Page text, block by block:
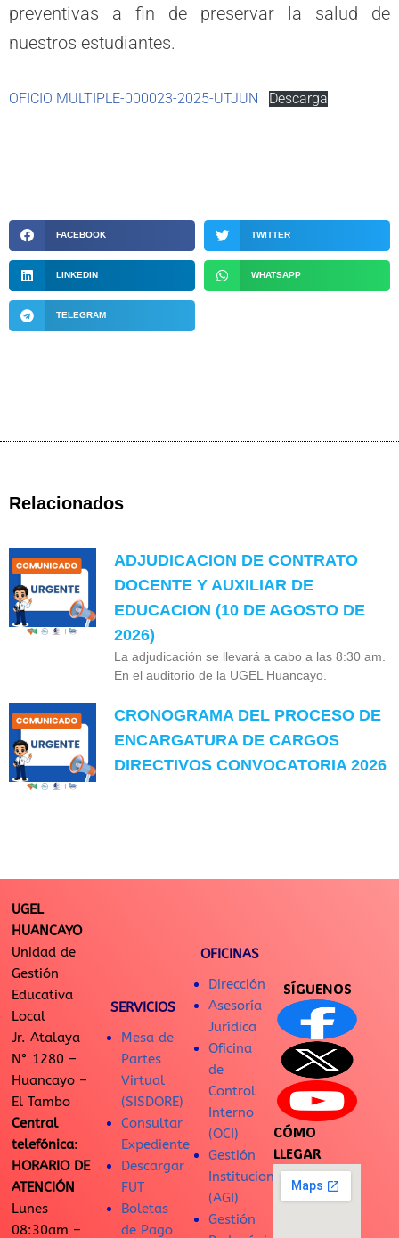
preventivas a fin de preservar la salud de
nuestros estudiantes.
OFICIO MULTIPLE-000023-2025-UTJUN Descarga
FACEBOOK TWITTER
LINKEDIN WHATSAPP
TELEGRAM
Relacionados
ADJUDICACION DE CONTRATO
DOCENTE Y AUXILIAR DE
EDUCACION (10 DE AGOSTO DE
2026)
La adjudicación se llevará a cabo a las 8:30 am.
En el auditorio de la UGEL Huancayo.
CRONOGRAMA DEL PROCESO DE
ENCARGATURA DE CARGOS
DIRECTIVOS CONVOCATORIA 2026
UGEL
HUANCAYO
Unidad de
Gestión
Educativa
Local
Jr. Atalaya
N° 1280 –
Huancayo –
El Tambo
Central
telefónica:
HORARIO DE
ATENCIÓN
Lunes
08:30am –
SERVICIOS
Mesa de
Partes
Virtual
(SISDORE)
Consultar
Expediente
Descargar
FUT
Boletas
de Pago
OFICINAS
Dirección
Asesoría
Jurídica
Oficina
de
Control
Interno
(OCI)
Gestión
Institucional
(AGI)
Gestión
SÍGUENOS
CÓMO
LLEGAR